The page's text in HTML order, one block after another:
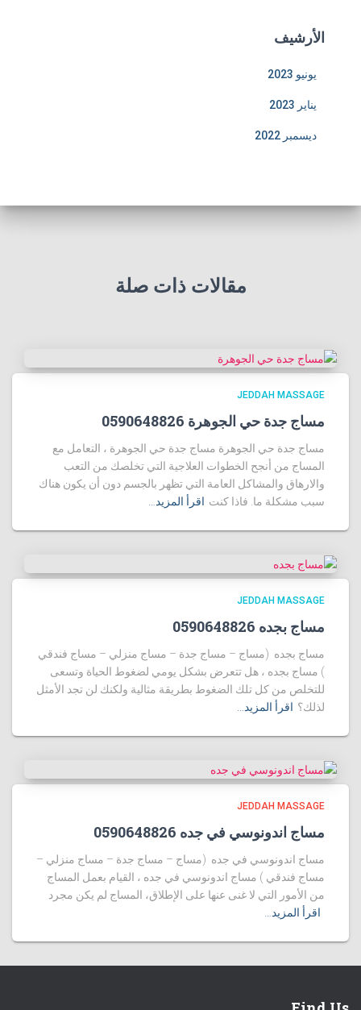
الأرشيف
يونيو 2023
يناير 2023
ديسمبر 2022
مقالات ذات صلة
JEDDAH MASSAGE
مساج جدة حي الجوهرة 0590648826
مساج جدة حي الجوهرة مساج جدة حي الجوهرة ، التعامل مع
المساج من أنجح الخطوات العلاجية التي تخلصك من التعب
والارهاق والمشاكل العامة التي تظهر بالجسم دون أن يكون هناك
سبب مشكلة ما. فاذا كنت اقرأ المزيد…
JEDDAH MASSAGE
مساج بجده 0590648826
مساج بجده (مساج – مساج جدة – مساج منزلي – مساج فندقي
) مساج بجده ، هل تتعرض بشكل يومي لضغوط الحياة وتسعى
للتخلص من كل تلك الضغوط بطريقة مثالية ولكنك لن تجد الأمثل
لذلك؟ اقرأ المزيد…
JEDDAH MASSAGE
مساج اندونوسي في جده 0590648826
مساج اندونوسي في جده (مساج – مساج جدة – مساج منزلي –
مساج فندقي ) مساج اندونوسي في جده ، القيام بعمل المساج
من الأمور التي لا غنى عنها على الإطلاق، المساج لم يكن مجرد
اقرأ المزيد…